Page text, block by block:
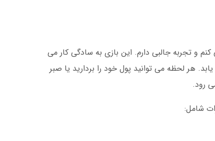
و تجربه جالبی دارم. این بازی به سادگی کار می
افزایش می یابد. هر لحظه می توانید پول خود را بردارید یا صبر
رود.